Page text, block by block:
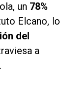
un 78%
Elcano, lo
del
a